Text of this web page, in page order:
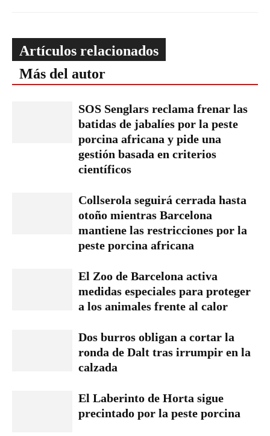
Artículos relacionados
Más del autor
SOS Senglars reclama frenar las
batidas de jabalíes por la peste
porcina africana y pide una
gestión basada en criterios
científicos
Collserola seguirá cerrada hasta
otoño mientras Barcelona
mantiene las restricciones por la
peste porcina africana
El Zoo de Barcelona activa
medidas especiales para proteger
a los animales frente al calor
Dos burros obligan a cortar la
ronda de Dalt tras irrumpir en la
calzada
El Laberinto de Horta sigue
precintado por la peste porcina